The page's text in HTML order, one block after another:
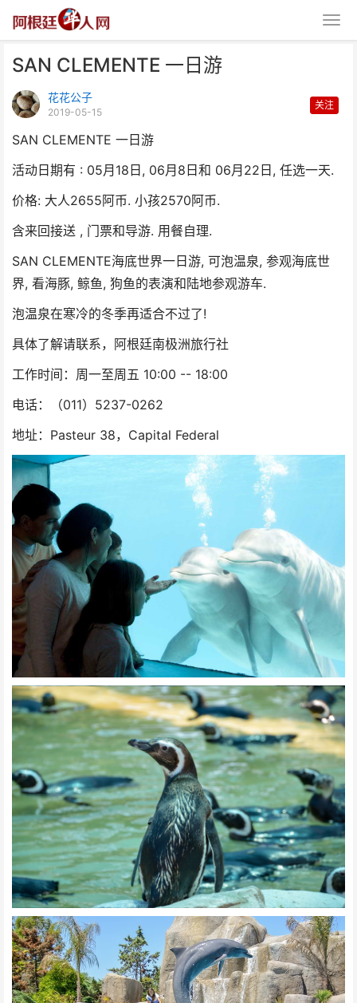
SAN CLEMENTE 一日游
花花公子
2019-05-15
关注
SAN CLEMENTE 一日游
活动日期有 : 05月18日, 06月8日和 06月22日, 任选一天.
价格: 大人2655阿币. 小孩2570阿币.
含来回接送 , 门票和导游. 用餐自理.
SAN CLEMENTE海底世界一日游, 可泡温泉, 参观海底世
界, 看海豚, 鲸鱼, 狗鱼的表演和陆地参观游车.
泡温泉在寒冷的冬季再适合不过了!
具体了解请联系，阿根廷南极洲旅行社
工作时间：周一至周五 10:00 -- 18:00
电话：（011）5237-0262
地址：Pasteur 38，Capital Federal
SAN CLEMENTE 一日游